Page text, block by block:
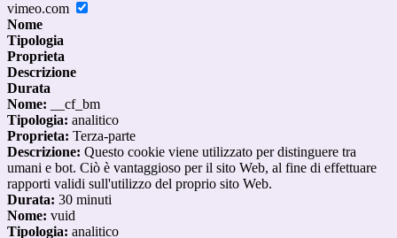
vimeo.com
Nome
Tipologia
Proprieta
Descrizione
Durata
Nome: __cf_bm
Tipologia: analitico
Proprieta: Terza-parte
Descrizione: Questo cookie viene utilizzato per distinguere tra
umani e bot. Ciò è vantaggioso per il sito Web, al fine di effettuare
rapporti validi sull'utilizzo del proprio sito Web.
Durata: 30 minuti
Nome: vuid
Tipologia: analitico